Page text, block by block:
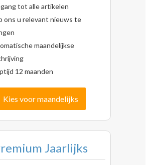
tot alle artikelen
ons u relevant nieuws te
maandelijkse
12 maanden
Kies voor maandelijks
Jaarlijks